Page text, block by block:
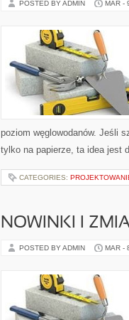
POSTED BY ADMIN MAR -
poziom węglowodanów. Jeśli
tylko na papierze, ta idea jest
CATEGORIES:
NOWINKI I
POSTED BY ADMIN MAR -